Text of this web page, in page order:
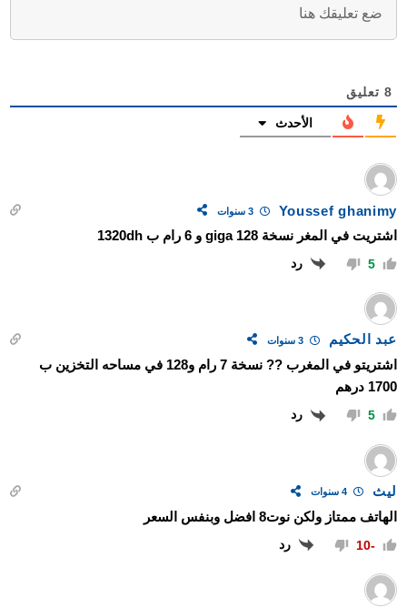
8 تعليق
الأحدث
Youssef ghanimy 3 سنوات
اشتريت في المغر نسخة 128 giga و 6 رام ب 1320dh
5 رد
عبد الحكيم
اشتريتو في المغرب ?? نسخة 7 رام و128 في مساحه التخزين ب
1700 درهم
5 رد
ليث 4 سنوات
الهاتف ممتاز ولكن نوت8 افضل وبنفس السعر
-10 رد